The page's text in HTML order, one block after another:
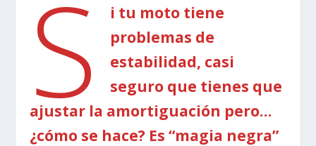
S
i tu moto tiene
problemas de
estabilidad, casi
seguro que tienes que
ajustar la amortiguación pero…
¿cómo se hace? Es “magia negra”